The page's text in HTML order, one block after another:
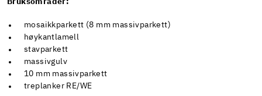
Bruksområder:
mosaikkparkett (8 mm massivparkett)
høykantlamell
stavparkett
massivgulv
10 mm massivparkett
treplanker RE/WE